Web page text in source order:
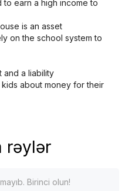
earn a high income to
is an asset
on the school system to
and a liability
about money for their
rəylər
Birinci olun!